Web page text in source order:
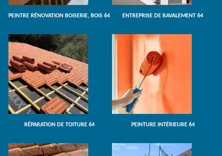
PEINTRE RÉNOVATION BOISERIE, BOIS 64 ENTREPRISE DE RAVALEMENT 64
RÉPARATION DE TOITURE 64 PEINTURE INTÉRIEURE 64